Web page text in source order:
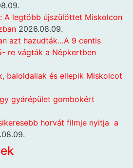
A legtöbb újszülöttet Miskolcon
2026.08.09.
azt hazudták…A 9 centis
re vágták a Népkertben
baloldaliak és ellepik Miskolcot
gyárépület gombokért
horvát filmje nyitja a